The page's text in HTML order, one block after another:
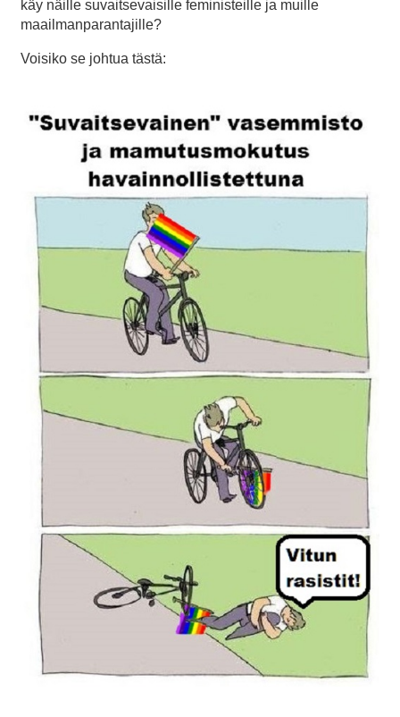
käy näille suvaitsevaisille feministeille ja muille
maailmanparantajille?
Voisiko se johtua tästä: